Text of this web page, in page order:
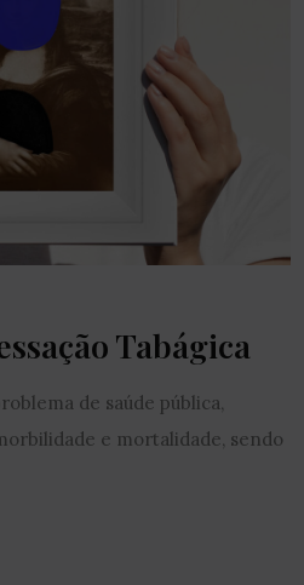
Tabágica
de saúde pública,
e mortalidade, sendo